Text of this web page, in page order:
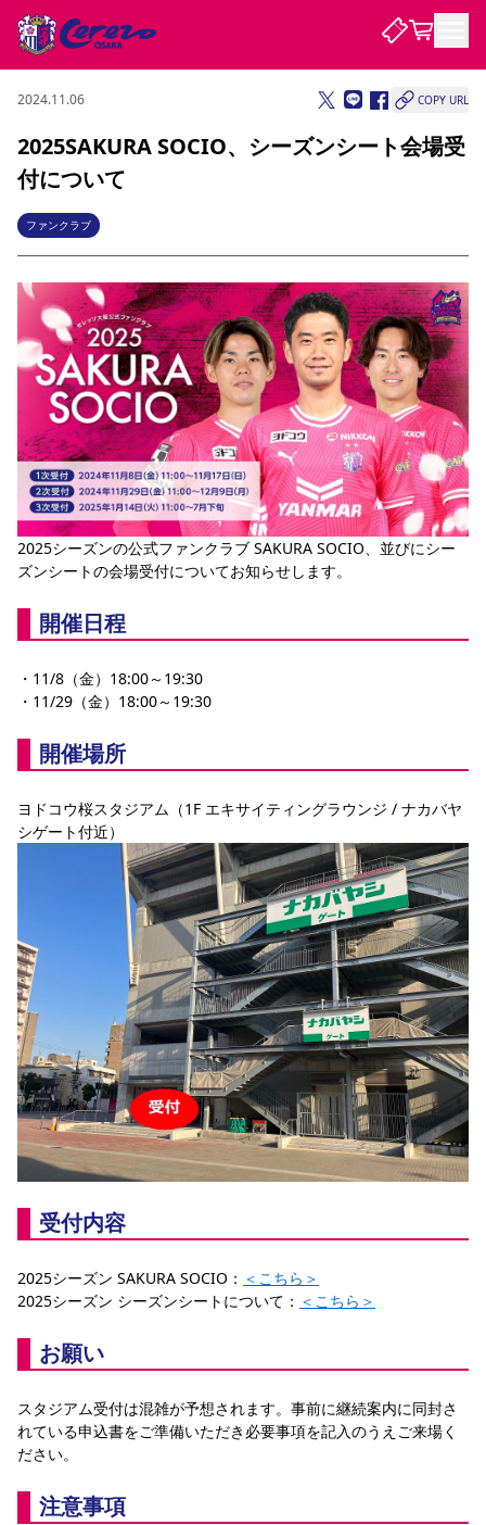
試合・チーム
試合について
試合日程 / 結果
チームについて
選手・スタッフ スケジュール メディア情報 アクセス レディース
アカデミー ハナサカプレーヤー 歴代所属選手
観戦する
チケット
チケット情報 販売スケジュール 価格・席種 購入方法
シーズンシート 法人シーズンシート 福祉サービス 団体チケット
特定興行入場券 譲渡サービス リセールサービス
観戦ガイド
初めて観戦ガイド キッズ向けサービス グルメ
マッチデープログラム
観戦マナー&ルール ビジターサポーター観戦ガイド 公式アプリ
スタジアム
YANMAR HANASAKA STADIUM
DAZNで観戦
DAZNで観戦
アウェイツアー
よくある質問
クラブを知る
セレッソ大阪について
クラブ紹介 沿革 シーズン記録 求人情報
サポートする
パートナー企業募集中 セレッソ大阪VISAカード
サポートスタッフ
セレッソアイデアちょうだいな 応援商店街
Lise（ライセンスビジネス）
サステナビリティ
サステナビリティポリシー SDGsのゴール
インパクトレポート
活動レポート SPORT POSITIVE LEAGUES 取り組み実績
スポーツクラブ
関連団体/施設
セレッソスポーツパーク舞洲
セレッソ大阪アカデミー 子供のサッカースクール
ファンクラブ
ファンクラブ
SAKURA SOCIO SAKURA POINT Program 招待券引換方法
先行入場
まいセレチケット 会員規定 婚姻届・出生届・命名書
ニュース
ニュース
すべて チーム グッズ チケット イベント ファンクラブ
ホームタウン パートナー スポーツクラブ メディア 30周年
レディース
アカデミー
2024.11.06 COPY URL
2025SAKURA SOCIO、シーズンシート会場受
付について
ファンクラブ
2025シーズンの公式ファンクラブ SAKURA SOCIO、並びにシー
ズンシートの会場受付についてお知らせします。
開催日程
・11/8（金）18:00～19:30
・11/29（金）18:00～19:30
開催場所
ヨドコウ桜スタジアム（1F エキサイティングラウンジ / ナカバヤ
シゲート付近）
受付内容
2025シーズン SAKURA SOCIO： ＜こちら＞
2025シーズン シーズンシートについて： ＜こちら＞
お願い
スタジアム受付は混雑が予想されます。事前に継続案内に同封さ
れている申込書をご準備いただき必要事項を記入のうえご来場く
ださい。
注意事項